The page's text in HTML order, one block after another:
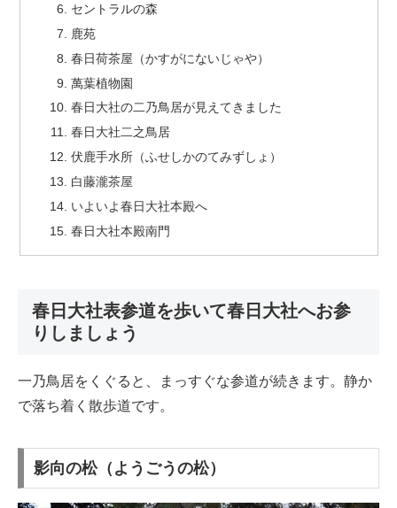
セントラルの森
鹿苑
春日荷茶屋（かすがにないじゃや）
萬葉植物園
春日大社の二乃鳥居が見えてきました
春日大社二之鳥居
伏鹿手水所（ふせしかのてみずしょ）
白藤瀧茶屋
いよいよ春日大社本殿へ
春日大社本殿南門
春日大社表参道を歩いて春日大社へお参
りしましょう
一乃鳥居をくぐると、まっすぐな参道が続きます。静か
で落ち着く散歩道です。
影向の松（ようごうの松）